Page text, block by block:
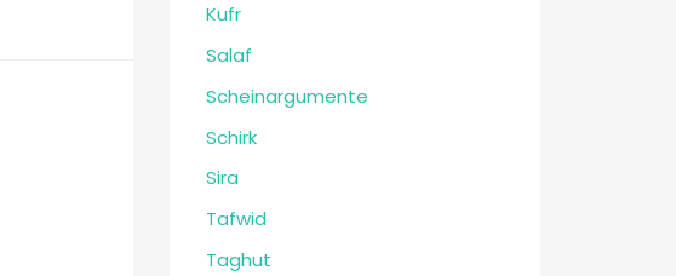
Kufr
Salaf
Scheinargumente
Schirk
Sira
Tafwid
Taghut